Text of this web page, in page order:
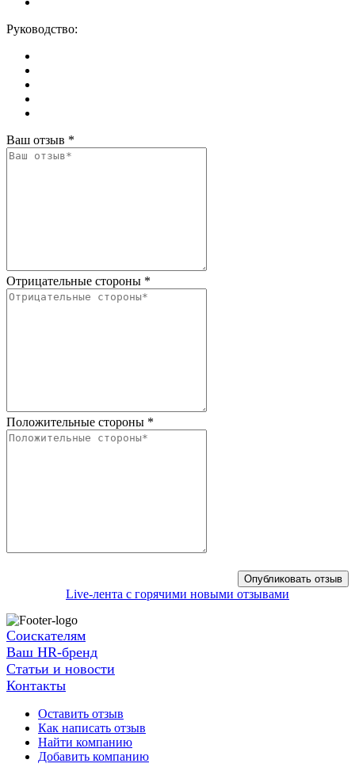
Руководство:
Ваш отзыв *
Отрицательные стороны *
Положительные стороны *
Live-лента с горячими новыми отзывами
Соискателям
Ваш HR-бренд
Статьи и новости
Контакты
Оставить отзыв
Как написать отзыв
Найти компанию
Добавить компанию